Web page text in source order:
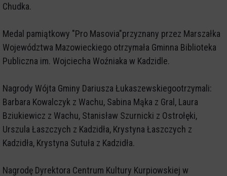
Chudka.
Medal pamiątkowy "Pro Masovia"przyznany przez Marszałka
Województwa Mazowieckiego otrzymała Gminna Biblioteka
Publiczna im. Wojciecha Woźniaka w Kadzidle.
Nagrody Wójta Gminy Dariusza Łukaszewskiegootrzymali:
Barbara Kowalczyk z Wachu, Sabina Mąka z Gral, Laura
Bziukiewicz z Wachu, Stanisław Szurnicki z Ostrołęki,
Urszula Łaszczych z Kadzidła, Krystyna Łaszczych z
Kadzidła, Krystyna Sutuła z Kadzidła.
Nagrodę Dyrektora Centrum Kultury Kurpiowskiej w